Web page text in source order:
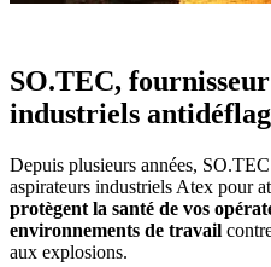
SO.TEC,
industriels
Depuis plusieurs années,
aspirateurs industriels Atex pour
protègent la santé de vos
environnements de travail
aux explosions.